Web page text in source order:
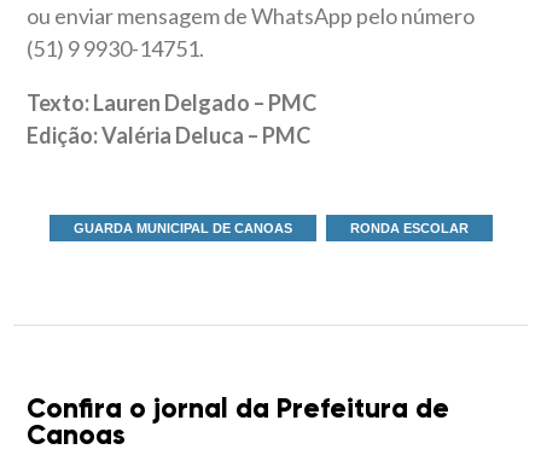
ou enviar mensagem de WhatsApp pelo número
(51) 9 9930-14751.
Texto: Lauren Delgado – PMC
Edição: Valéria Deluca – PMC
GUARDA MUNICIPAL DE CANOAS RONDA ESCOLAR
Confira o jornal da Prefeitura de
Canoas